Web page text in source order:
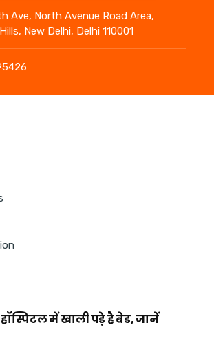
Ave, North Avenue Road Area,
New Delhi, Delhi 110001
में खाली पड़े है बेड, जानें